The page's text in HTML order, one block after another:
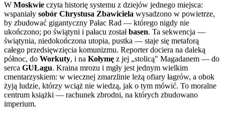
W Moskwie czyta historię systemu z dziejów jednego miejsca:
wspaniały sobór Chrystusa Zbawiciela wysadzono w powietrze,
by zbudować gigantyczny Pałac Rad — którego nigdy nie
ukończono; po świątyni i pałacu zostałbasen. Ta sekwencja —
świątynia, niedokończona utopia, pustka — staje się metaforą
całego przedsięwzięcia komunizmu. Reporter dociera na daleką
północ, do Workuty, i na Kołymę z jej „stolicą" Magadanem — do
serca GUŁagu. Kraina mrozu i mgły jest jednym wielkim
cmentarzyskiem: w wiecznej zmarzlinie leżą ofiary łagrów, a obok
żyją ludzie, którzy wciąż nie wiedzą, jak o tym mówić. To moralne
centrum książki — rachunek zbrodni, na których zbudowano
imperium.